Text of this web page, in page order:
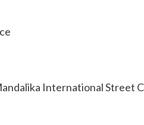
International Street